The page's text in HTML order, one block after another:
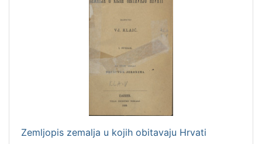
Zemljopis zemalja u kojih obitavaju Hrvati